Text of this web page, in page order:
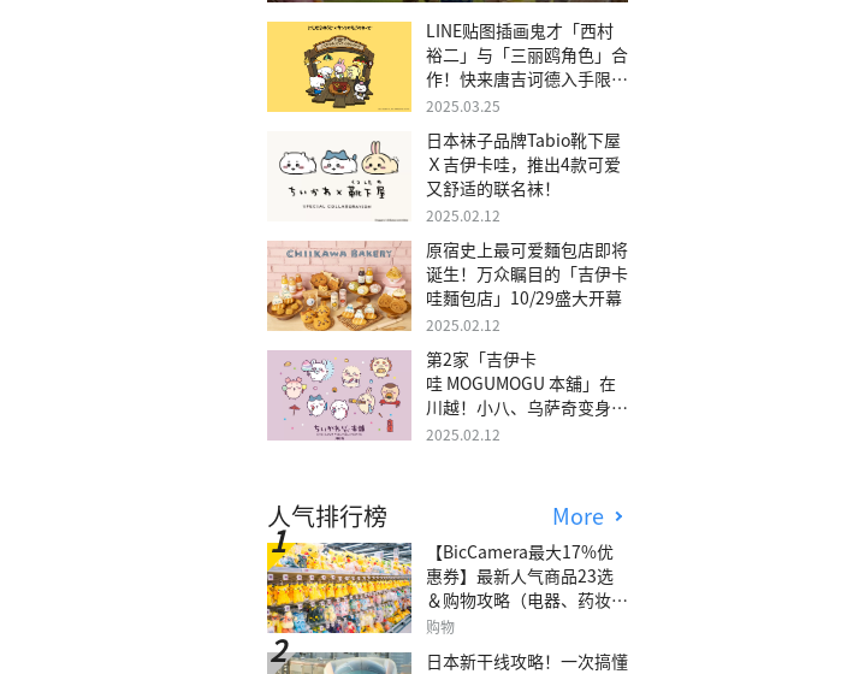
LINE贴图插画鬼才「西村
裕二」与「三丽鸥角色」合
作！快来唐吉诃德入手限量
商品
2025.03.25
日本袜子品牌Tabio靴下屋
Ｘ吉伊卡哇，推出4款可爱
又舒适的联名袜！
2025.02.12
原宿史上最可爱麵包店即将
诞生！万众瞩目的「吉伊卡
哇麵包店」10/29盛大开幕
2025.02.12
第2家「吉伊卡
哇 MOGUMOGU 本舖」在
川越！小八、乌萨奇变身可
爱地瓜！
2025.02.12
人气排行榜 More
【BicCamera最大17%优
惠券】最新人气商品23选
＆购物攻略（电器、药妆、
玩具等）
购物
日本新干线攻略！一次搞懂